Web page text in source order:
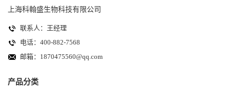
上海科翰盛生物科技有限公司
联系人：王经理
电话：400-882-7568
邮箱： 1870475560@qq.com
产品分类